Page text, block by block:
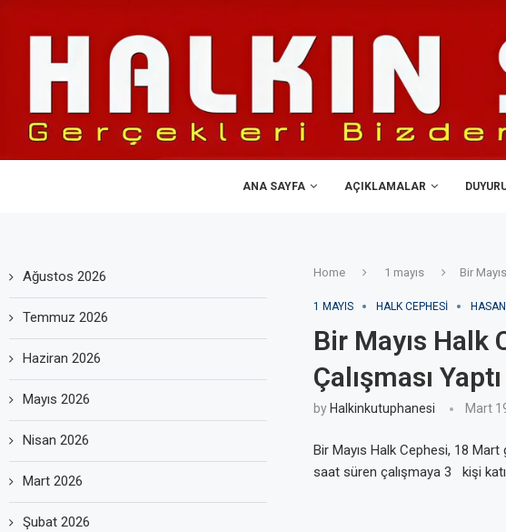
ANA SAYFA AÇIKLAMALAR
Home 1 mayıs Bir
1 MAYIS HALK CEPHESI
Bir Mayıs Halk
Çalışması Yaptı
byHalkinkutuphanesi Mart
Bir Mayıs Halk Cephesi, 18
saat süren çalışmaya 3 kişi
Ağustos 2026
Temmuz 2026
Haziran 2026
Mayıs 2026
Nisan 2026
Mart 2026
Şubat 2026